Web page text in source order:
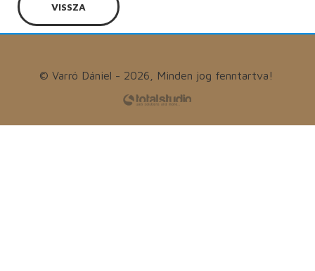
VISSZA
© Varró Dániel - 2026, Minden jog fenntartva!